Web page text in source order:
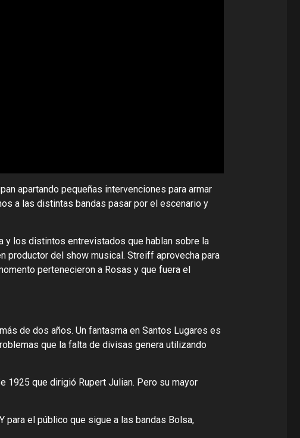
apartando pequeñas intervenciones para armar
a las distintas bandas pasar por el escenario y
y los distintos entrevistados que hablan sobre la
productor del show musical. Streiff aprovecha para
pertenecieron a Rosas y que fuera el
de dos años. Un fantasma en Santos Lugares es
que la falta de divisas genera utilizando
1925 que dirigió Rupert Julian. Pero su mayor
para el público que sigue a las bandas Bolsa,